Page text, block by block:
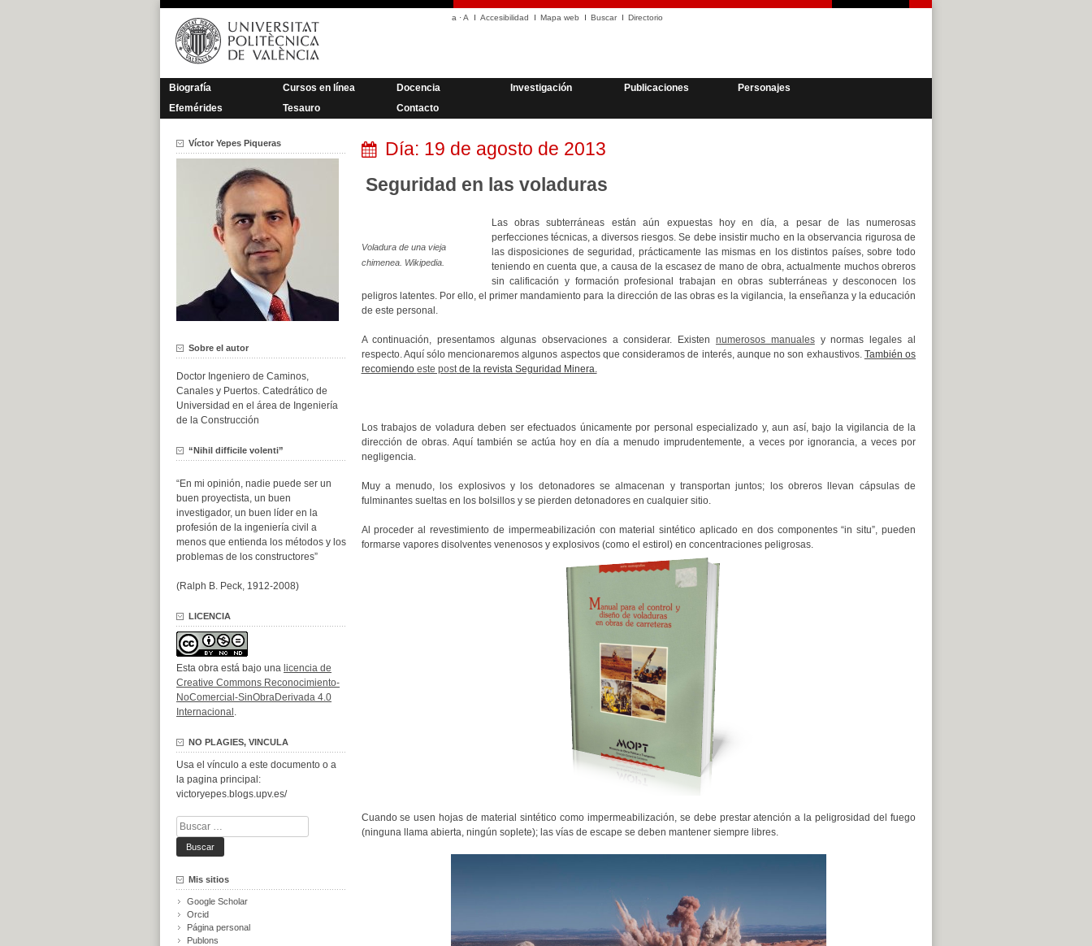
Saltar
contenido
a ·A Accesibilidad Mapa web Buscar Directorio
Biografía Cursos en línea Docencia Investigación Publicaciones
Personajes
Efemérides
Tesauro Contacto
Día: 19 de agosto de 2013
Seguridad en las voladuras
Voladura de una vieja
chimenea. Wikipedia.
Las obras subterráneas están aún expuestas hoy en día, a pesar de las numerosas
perfecciones técnicas, a diversos riesgos. Se debe insistir mucho en la observancia rigurosa de
las disposiciones de seguridad, prácticamente las mismas en los distintos países, sobre todo
teniendo en cuenta que, a causa de la escasez de mano de obra, actualmente muchos obreros
sin calificación y formación profesional trabajan en obras subterráneas y desconocen los
peligros latentes. Por ello, el primer mandamiento para la dirección de las obras es la vigilancia, la enseñanza y la educación
de este personal.
A continuación, presentamos algunas observaciones a considerar. Existen numerosos manualesy normas legales al
respecto. Aquí sólo mencionaremos algunos aspectos que consideramos de interés, aunque no son exhaustivos. También os
recomiendo este postde la revista Seguridad Minera.
Los trabajos de voladura deben ser efectuados únicamente por personal especializado y, aun así, bajo la vigilancia de la
dirección de obras. Aquí también se actúa hoy en día a menudo imprudentemente, a veces por ignorancia, a veces por
negligencia.
Muy a menudo, los explosivos y los detonadores se almacenan y transportan juntos; los obreros llevan cápsulas de
fulminantes sueltas en los bolsillos y se pierden detonadores en cualquier sitio.
Al proceder al revestimiento de impermeabilización con material sintético aplicado en dos componentes “in situ”, pueden
formarse vapores disolventes venenosos y explosivos (como el estirol) en concentraciones peligrosas.
Cuando se usen hojas de material sintético como impermeabilización, se debe prestar atención a la peligrosidad del fuego
(ninguna llama abierta, ningún soplete); las vías de escape se deben mantener siempre libres.
Víctor Yepes Piqueras
Sobre el autor
Doctor Ingeniero de Caminos,
Canales y Puertos. Catedrático de
Universidad en el área de Ingeniería
de la Construcción
“Nihil difficile volenti”
“En mi opinión, nadie puede ser un
buen proyectista, un buen
investigador, un buen líder en la
profesión de la ingeniería civil a
menos que entienda los métodos y los
problemas de los constructores”
(Ralph B. Peck, 1912-2008)
LICENCIA
Esta obra está bajo una licencia de
Creative Commons Reconocimiento-
NoComercial-SinObraDerivada 4.0
Internacional .
NO PLAGIES, VINCULA
Usa el vínculo a este documento o a
la pagina principal:
victoryepes.blogs.upv.es/
Buscar:
Mis sitios
Google Scholar
Orcid
Página personal
Publons